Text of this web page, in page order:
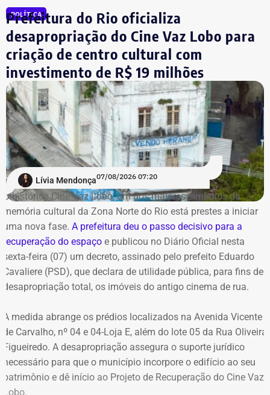
Rio de Janeiro
Niterói
Nova Iguaçu
Queimados
São João de Meriti
Nilópolis
Seropédica
Itaguaí
Mangaratiba
Angra dos Reis
Paraty
Petrópolis
Belford Roxo
Alerta e Prevenção
A capital fluminense entrou em Estágio 2 de mobilização
na noite de ontem.
POLÍTICA
Prefeitura do Rio oficializa
desapropriação do Cine Vaz Lobo para
criação de centro cultural com
investimento de R$ 19 milhões
Lívia Mendonça07/08/2026 07:20
O histórico Cine Vaz Lobo, um dos maiores símbolos da
memória cultural da Zona Norte do Rio está prestes a iniciar
uma nova fase. A prefeitura deu o passo decisivo para a
recuperação do espaço e publicou no Diário Oficial nesta
sexta-feira (07) um decreto, assinado pelo prefeito Eduardo
Cavaliere (PSD), que declara de utilidade pública, para fins de
desapropriação total, os imóveis do antigo cinema de rua.
A medida abrange os prédios localizados na Avenida Vicente
de Carvalho, nº 04 e 04-Loja E, além do lote 05 da Rua Oliveira
Figueiredo. A desapropriação assegura o suporte jurídico
necessário para que o município incorpore o edifício ao seu
patrimônio e dê início ao Projeto de Recuperação do Cine Vaz
Lobo.